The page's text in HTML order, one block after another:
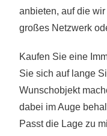
anbieten, auf die
großes Netzwerk
Kaufen Sie eine
Sie sich auf lange
Wunschobjekt
dabei im Auge
Passt die Lage zu